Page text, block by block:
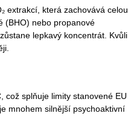
extrakcí, která zachovává celou
(BHO) nebo propanové
lepkavý koncentrát. Kvůli
což splňuje limity stanovené EU
mnohem silnější psychoaktivní